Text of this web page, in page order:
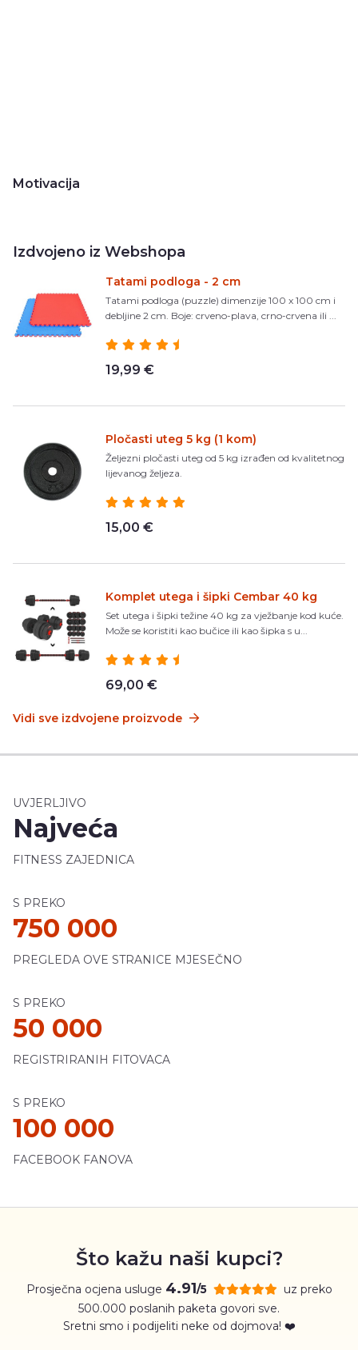
Motivacija
Izdvojeno iz Webshopa
Tatami podloga - 2 cm
Tatami podloga (puzzle) dimenzije 100 x 100 cm i
debljine 2 cm. Boje: crveno-plava, crno-crvena ili ...
19,99 €
Pločasti uteg 5 kg (1 kom)
Željezni pločasti uteg od 5 kg izrađen od kvalitetnog
lijevanog željeza.
15,00 €
Komplet utega i šipki Cembar 40 kg
Set utega i šipki težine 40 kg za vježbanje kod kuće.
Može se koristiti kao bučice ili kao šipka s u...
69,00 €
Vidi sve izdvojene proizvode
UVJERLJIVO
Najveća
FITNESS ZAJEDNICA
S PREKO
750 000
PREGLEDA OVE STRANICE MJESEČNO
S PREKO
50 000
REGISTRIRANIH FITOVACA
S PREKO
100 000
FACEBOOK FANOVA
Što kažu naši kupci?
Prosječna ocjena usluge 4.91/5
uz preko
500.000 poslanih paketa govori sve.
Sretni smo i podijeliti neke od dojmova! ❤️